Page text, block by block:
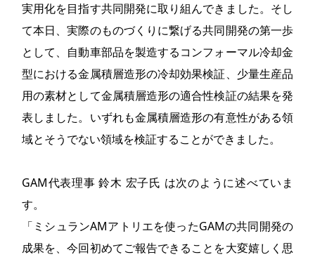
実用化を目指す共同開発に取り組んできました。そし
て本日、実際のものづくりに繋げる共同開発の第一歩
として、自動車部品を製造するコンフォーマル冷却金
型における金属積層造形の冷却効果検証、少量生産品
用の素材として金属積層造形の適合性検証の結果を発
表しました。いずれも金属積層造形の有意性がある領
域とそうでない領域を検証することができました。
GAM代表理事 鈴木 宏子氏 は次のように述べていま
す。
「ミシュランAMアトリエを使ったGAMの共同開発の
成果を、今回初めてご報告できることを大変嬉しく思